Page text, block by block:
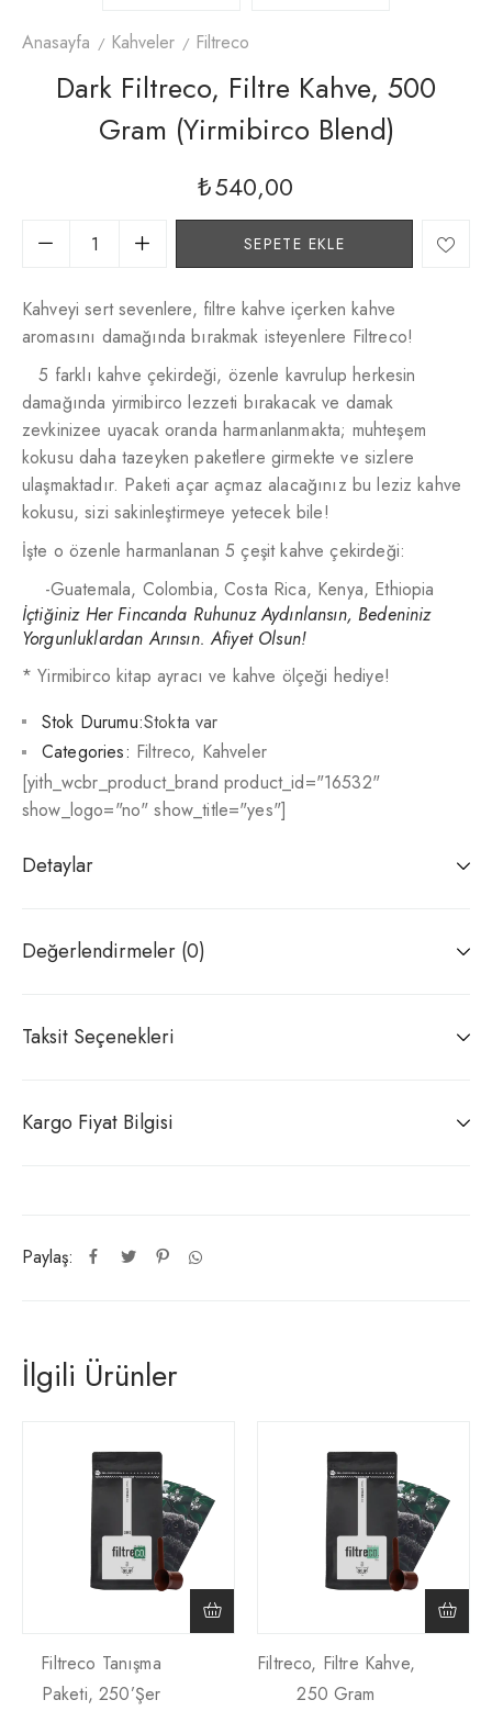
Anasayfa Kahveler Filtreco
Dark Filtreco, Filtre Kahve, 500
Gram (yirmibirco Blend)
₺540,00
SEPETE EKLE
Kahveyi sert sevenlere, filtre kahve içerken kahve
aromasını damağında bırakmak isteyenlere Filtreco!
5 farklı kahve çekirdeği, özenle kavrulup herkesin
damağında yirmibirco lezzeti bırakacak ve damak
zevkinizee uyacak oranda harmanlanmakta; muhteşem
kokusu daha tazeyken paketlere girmekte ve sizlere
ulaşmaktadır. Paketi açar açmaz alacağınız bu leziz kahve
kokusu, sizi sakinleştirmeye yetecek bile!
İşte o özenle harmanlanan 5 çeşit kahve çekirdeği:
-Guatemala, Colombia, Costa Rica, Kenya, Ethiopia
İçtiğiniz Her Fincanda Ruhunuz Aydınlansın, Bedeniniz
Yorgunluklardan Arınsın. Afiyet Olsun!
* Yirmibirco kitap ayracı ve kahve ölçeği hediye!
Stok Durumu:Stokta var
Paylaş:
Categories: Filtreco, Kahveler
[yith_wcbr_product_brand product_id="16532"
show_logo="no" show_title="yes"]
Detaylar
Değerlendirmeler (0)
Taksit Seçenekleri
Kargo Fiyat Bilgisi
İlgili Ürünler
Filtreco Tanışma
Paketi, 250’şer
Filtreco, Filtre Kahve,
250 Gram